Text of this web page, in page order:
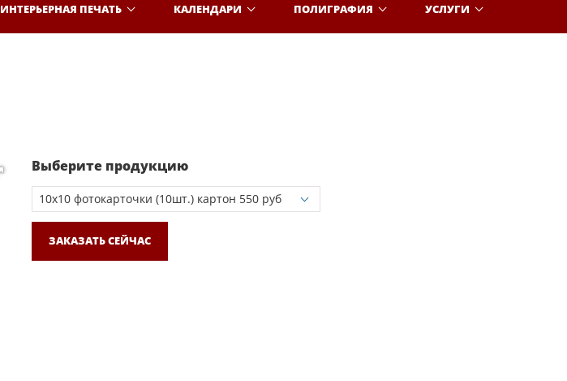
ИНТЕРЬЕРНАЯ ПЕЧАТЬ КАЛЕНДАРИ ПОЛИГРАФИЯ УСЛУГИ
Выберите продукцию
ЗАКАЗАТЬ СЕЙЧАС